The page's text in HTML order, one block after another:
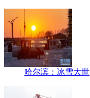
哈尔滨：冰雪大世